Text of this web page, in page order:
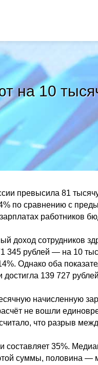
на 10
превысила 81
по сравнению с
работников
доход сотрудников
345 рублей — на 10
Однако оба
достигла 139 727
начисленную
не вошли
что разрыв
составляет 35%.
суммы, половина —